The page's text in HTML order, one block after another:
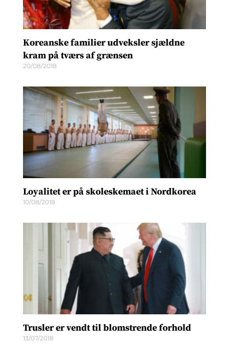
Koreanske familier udveksler sjældne
kram på tværs af grænsen
20/08/2018
Loyalitet er på skoleskemaet i Nordkorea
10/08/2018
Trusler er vendt til blomstrende forhold
13/07/2018